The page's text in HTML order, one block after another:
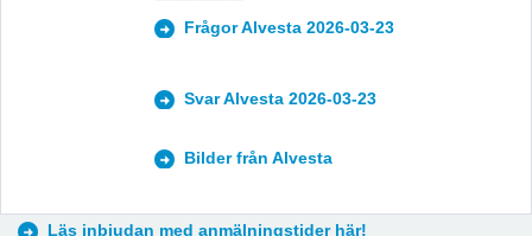
Frågor Alvesta 2026-03-23
Svar Alvesta 2026-03-23
Bilder från Alvesta
Läs inbjudan med anmälningstider här!